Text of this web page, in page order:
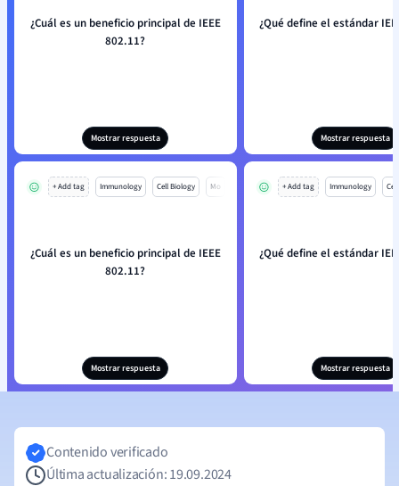
¿Cuál es un beneficio principal de IEEE
802.11?
Mostrar respuesta
¿Qué define el estándar
Mostrar respuesta
+ Add tag Immunology Cell Biology Mo
¿Cuál es un beneficio principal de IEEE
802.11?
Mostrar respuesta
+ Add tag Immunology
¿Qué define el estándar
Mostrar respuesta
Contenido verificado
Última actualización: 19.09.2024